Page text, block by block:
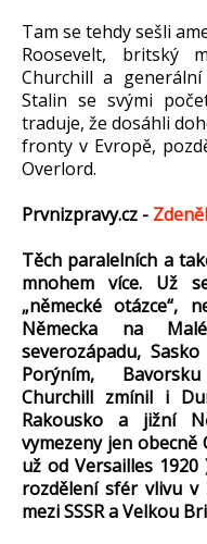
Tam se tehdy sešli
Roosevelt, britský
Churchill a generální
Stalin se svými
traduje, že dosáhli
fronty v Evropě,
Overlord.
Prvnizpravy.cz -
Těch paralelních a
mnohem více. Už
„německé otázce“,
Německa na
severozápadu,
Porýním,
Churchill zmínil i
Rakousko a jižní
vymezeny jen
už od Versailles
rozdělení sfér vlivu
mezi SSSR a Velkou